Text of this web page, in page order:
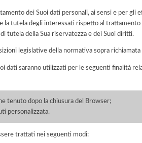
dei Suoi dati personali, ai sensi e per
la tutela degli interessati rispetto al
tutela della Sua riservatezza e dei Suoi diritti.
legislative della normativa sopra
dati saranno utilizzati per le seguenti finalità
tenuto dopo la chiusura del Browser;
personalizzata.
trattati nei seguenti modi: